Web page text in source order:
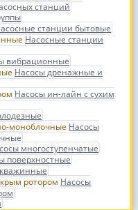
станций
станции бытовые
Насосные станции
вибрационные
Насосы дренажные и
Насосы ин-лайн с сухим
Насосы
многоступенчатые
поверхностные
Насосы